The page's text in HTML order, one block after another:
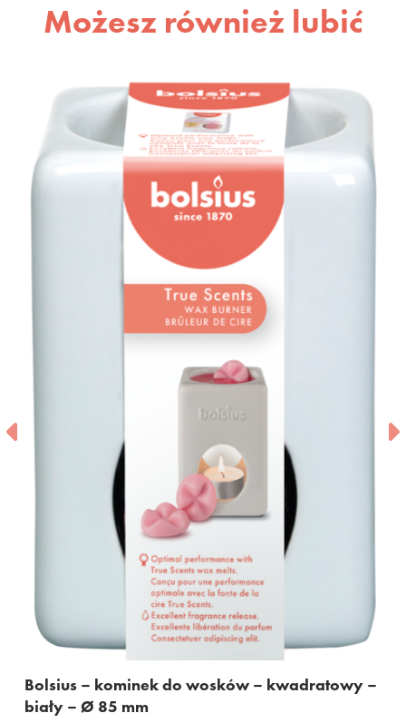
Możesz również lubić
Bolsius – kominek do wosków – kwadratowy –
biały – Ø 85 mm